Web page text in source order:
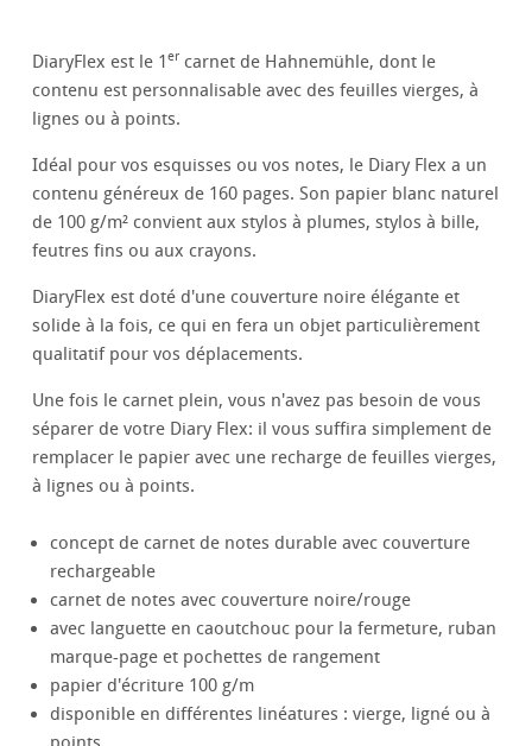
DiaryFlex est le 1er carnet de Hahnemühle, dont le
contenu est personnalisable avec des feuilles vierges, à
lignes ou à points.
Idéal pour vos esquisses ou vos notes, le Diary Flex a un
contenu généreux de 160 pages. Son papier blanc naturel
de 100 g/m² convient aux stylos à plumes, stylos à bille,
feutres fins ou aux crayons.
DiaryFlex est doté d'une couverture noire élégante et
solide à la fois, ce qui en fera un objet particulièrement
qualitatif pour vos déplacements.
Une fois le carnet plein, vous n'avez pas besoin de vous
séparer de votre Diary Flex: il vous suffira simplement de
remplacer le papier avec une recharge de feuilles vierges,
à lignes ou à points.
concept de carnet de notes durable avec couverture
rechargeable
carnet de notes avec couverture noire/rouge
avec languette en caoutchouc pour la fermeture, ruban
marque-page et pochettes de rangement
papier d'écriture 100 g/m
disponible en différentes linéatures : vierge, ligné ou à